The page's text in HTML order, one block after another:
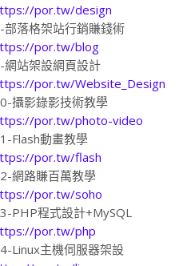
por.tw/design
部落格架站行銷賺錢術
por.tw/blog
網站架設網頁設計
por.tw/Website_Design
攝影錄影技術教學
por.tw/photo-video
Flash動畫教學
por.tw/flash
網路賺百萬教學
por.tw/soho
PHP程式設計+MySQL
por.tw/php
Linux主機伺服器架設